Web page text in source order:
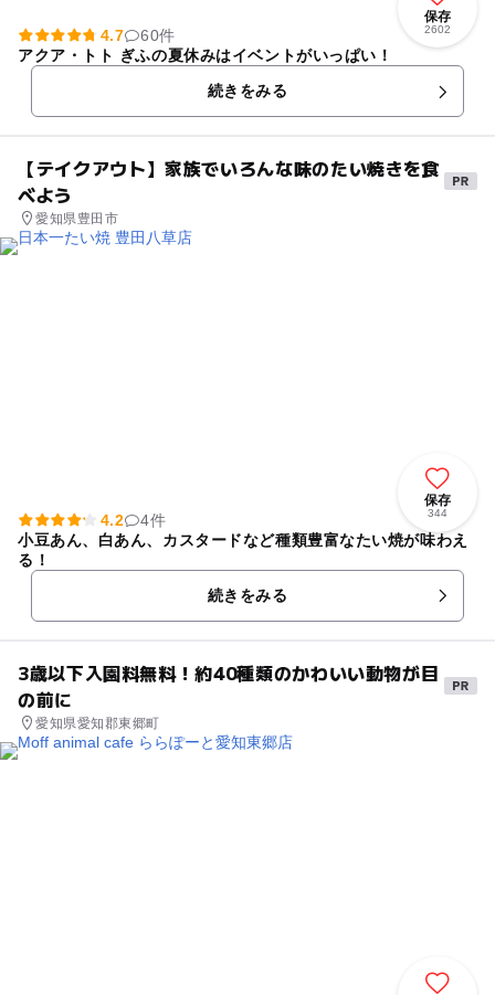
保存
2602
4.7
60件
アクア・トト ぎふの夏休みはイベントがいっぱい！
続きをみる
【テイクアウト】家族でいろんな味のたい焼きを食
べよう
愛知県豊田市
保存
344
4.2
4件
小豆あん、白あん、カスタードなど種類豊富なたい焼が味わえ
る！
続きをみる
3歳以下入園料無料！約40種類のかわいい動物が目
の前に
愛知県愛知郡東郷町